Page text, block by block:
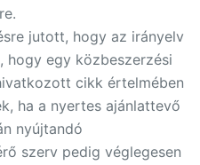
jutott, hogy az irányelv
hogy egy közbeszerzési
cikk értelmében
ha a nyertes ajánlattevő
nyújtandó
szerv pedig véglegesen